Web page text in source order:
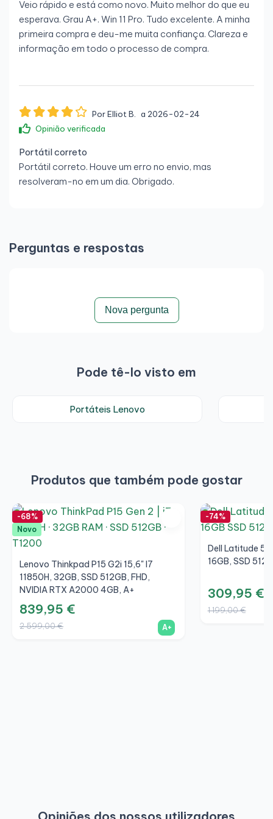
Veio rápido e está como novo. Muito melhor do que eu
esperava. Grau A+. Win 11 Pro. Tudo excelente. A minha
primeira compra e deu-me muita confiança. Clareza e
informação em todo o processo de compra.
Por Elliot B.
a 2026-02-24
Opinião verificada
Portátil correto
Portátil correto. Houve um erro no envio, mas
resolveram-no em um dia. Obrigado.
Perguntas e respostas
Nova pergunta
Pode tê-lo visto em
Portáteis Lenovo
Produtos que também pode gostar
-68%
Novo
Lenovo Thinkpad P15 G2i 15,6" I7
11850H, 32GB, SSD 512GB, FHD,
NVIDIA RTX A2000 4GB, A+
839,95 €
2 599,00 € A+
-74%
Dell Latitude
16GB, SSD
309,95 €
1 199,00 €